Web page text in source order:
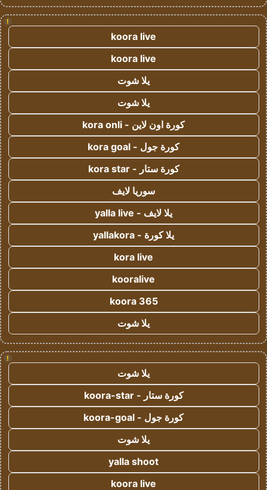
!
koora live
koora live
يلا شوت
يلا شوت
كورة اون لاين - kora onli
كورة جول - kora goal
كورة ستار - kora star
سوريا لايف
يلا لايف - yalla live
يلا كورة - yallakora
kora live
kooralive
koora 365
يلا شوت
!
يلا شوت
كورة ستار - koora-star
كورة جول - koora-goal
يلا شوت
yalla shoot
koora live